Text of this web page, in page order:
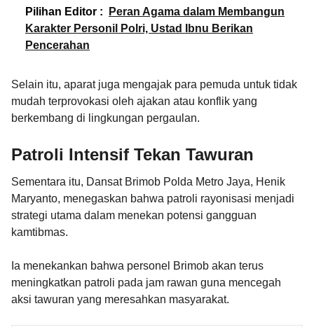
Pilihan Editor :
Peran Agama dalam Membangun
Karakter Personil Polri, Ustad Ibnu Berikan
Pencerahan
Selain itu, aparat juga mengajak para pemuda untuk tidak
mudah terprovokasi oleh ajakan atau konflik yang
berkembang di lingkungan pergaulan.
Patroli Intensif Tekan Tawuran
Sementara itu, Dansat Brimob Polda Metro Jaya, Henik
Maryanto, menegaskan bahwa patroli rayonisasi menjadi
strategi utama dalam menekan potensi gangguan
kamtibmas.
Ia menekankan bahwa personel Brimob akan terus
meningkatkan patroli pada jam rawan guna mencegah
aksi tawuran yang meresahkan masyarakat.